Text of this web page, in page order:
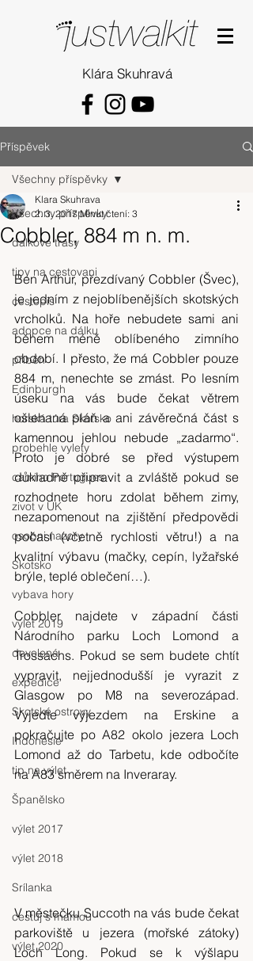
Klára Skuhravá
Příspěvek
Všechny příspěvky
dalkove trasy
tipy na cestovani
cestopis
adopce na dálku
příběh
Edinburgh
horská túra Skotsko
probehle vylety
camino Portugues
zivot v UK
osobni nazory
Skotsko
vybava hory
výlet 2019
dovolená
expedice
Skotské ostrovy
Indonésie
tip na výlet
Španělsko
výlet 2017
výlet 2018
Srílanka
cestuj s mámou
výlet 2020
Všechny příspěvky
Cobbler, 884 m n. m.
Klara Skuhrava
2. 3. 2017 Minut čtení: 3
Ben Arthur, přezdívaný Cobbler (Švec),
je jedním z nejoblíbenějších skotských
vrcholků. Na hoře nebudete sami ani
během méně oblíbeného zimního
období. I přesto, že má Cobbler pouze
884 m, nenechte se zmást. Po lesním
úseku na vás bude čekat větrem
ošlehaná pláň a ani závěrečná část s
kamennou jehlou nebude „zadarmo“.
Proto je dobré se před výstupem
důkladně připravit a zvláště pokud se
rozhodnete horu zdolat během zimy,
nezapomenout na zjištění předpovědi
počasí (včetně rychlosti větru!) a na
kvalitní výbavu (mačky, cepín, lyžařské
brýle, teplé oblečení…).
Cobbler najdete v západní části
Národního parku Loch Lomond a
Trossachs. Pokud se sem budete chtít
vypravit, nejjednodušší je vyrazit z
Glasgow po M8 na severozápad.
Vyjeďte výjezdem na Erskine a
pokračujte po A82 okolo jezera Loch
Lomond až do Tarbetu, kde odbočíte
na A83 směrem na Inveraray.
V městečku Succoth na vás bude čekat
parkoviště u jezera (mořské zátoky)
Loch Long. Pokud se k výšlapu